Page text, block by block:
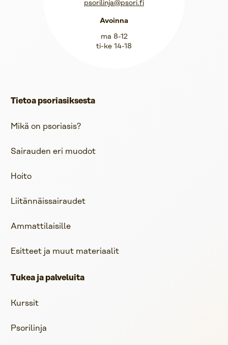
Tietoa psoriasiksesta
Mikä on psoriasis?
Sairauden eri muodot
Hoito
Liitännäissairaudet
Ammattilaisille
Esitteet ja muut materiaalit
Tukea ja palveluita
Kurssit
Psorilinja
psorilinja@psori.fi
Avoinna
ma 8-12
ti-ke 14-18